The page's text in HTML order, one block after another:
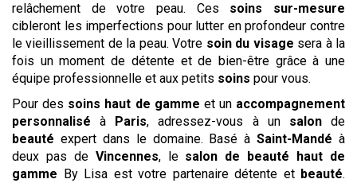
relâchement de votre peau. Ces soins sur-mesure
cibleront les imperfections pour lutter en profondeur contre
le vieillissement de la peau. Votre soin du visage sera à la
fois un moment de détente et de bien-être grâce à une
équipe professionnelle et aux petits soins pour vous.
Pour des soins haut de gamme et un accompagnement
personnalisé à Paris, adressez-vous à un salonde
beauté expert dans le domaine. Basé àSaint-Mandé à
deux pas de Vincennes, le salon de beauté haut de
gamme By Lisa est votre partenaire détente et beauté.